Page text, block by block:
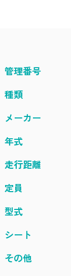
管理番号
種類
メーカー
年式
走行距離
定員
型式
シート
その他